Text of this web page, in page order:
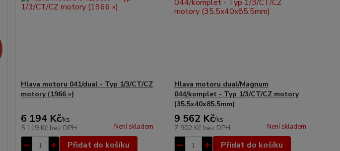
Hlava motoru 041/dual - Typ 1/3/CT/CZ
motory (1966 »)
6 194 Kč/ks
5 119 Kč bez DPH Není skladem
Přidat do košíku
Hlava motoru dual/Magnum
044/komplet - Typ 1/3/CT/CZ motory
(35.5x40x85.5mm)
9 562 Kč/ks
7 902 Kč bez DPH Není skladem
Přidat do košíku